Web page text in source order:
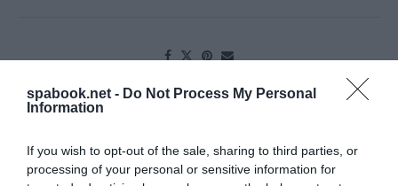
spabook.net - Do Not Process My Personal
Information
If you wish to opt-out of the sale, sharing to third parties, or
processing of your personal or sensitive information for